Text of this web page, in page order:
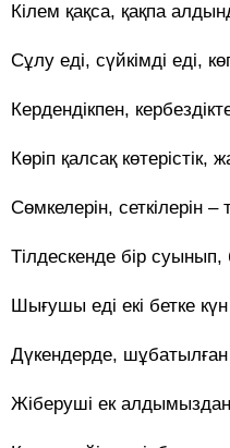
Кілем қақса, қақпа
Сұлу еді, сүйкімді еді,
Кердендікпен,
Көріп қалсақ көтерістік,
Сөмкелерін, сеткілерін –
Тілдескенде бір суынып,
Шығушы еді екі бетке күн
Дүкендерде, шұбатылған
Жіберуші ек алдымыздан